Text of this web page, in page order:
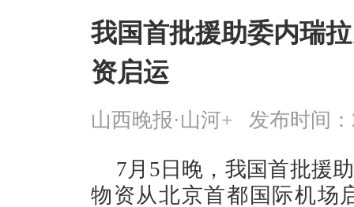
我国首批援助委内瑞
资启运
山西晚报·山河+ 发布时间：
7月5日晚，我国首批援
物资从北京首都国际机场